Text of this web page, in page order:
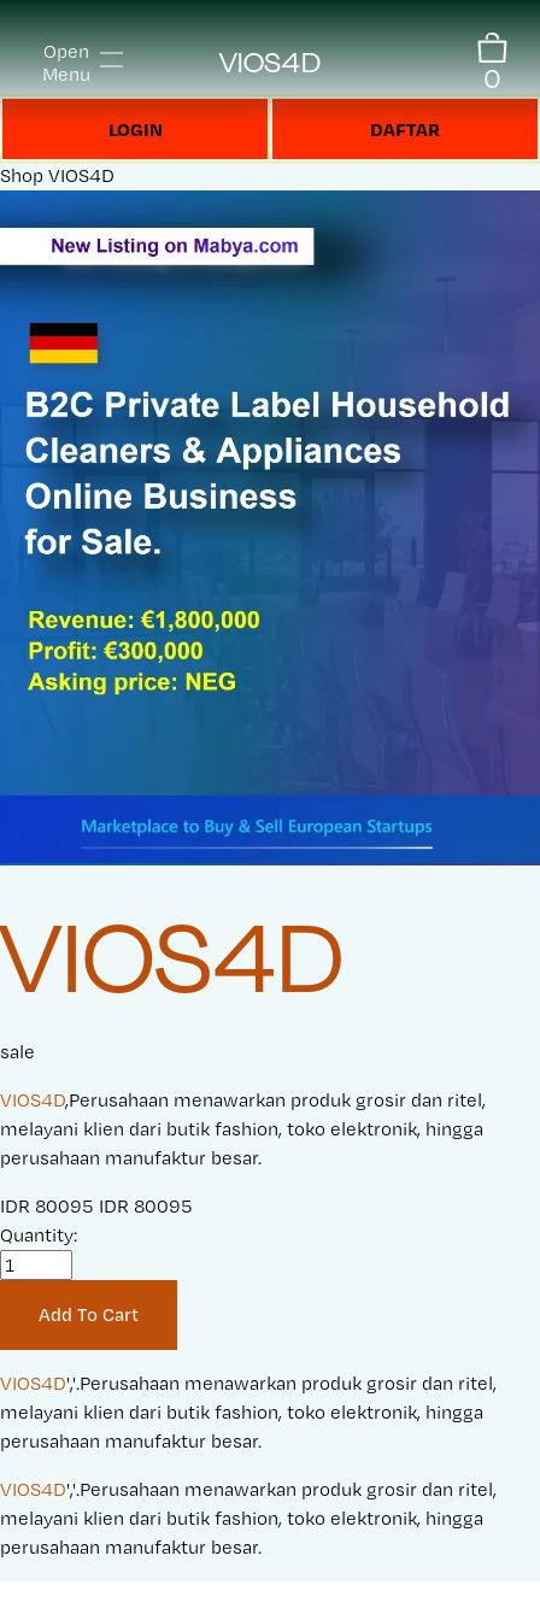
Open
Menu
VIOS4D 0
LOGIN DAFTAR
Shop VIOS4D
VIOS4D
sale
VIOS4D,Perusahaan menawarkan produk grosir dan ritel,
melayani klien dari butik fashion, toko elektronik, hingga
perusahaan manufaktur besar.
S
a
r
i
c
e
IDR 80095 O
i
n
a
l
P
i
c
e
IDR 80095
Quantity:
Add To Cart
VIOS4D','.Perusahaan menawarkan produk grosir dan ritel,
melayani klien dari butik fashion, toko elektronik, hingga
perusahaan manufaktur besar.
VIOS4D','.Perusahaan menawarkan produk grosir dan ritel,
melayani klien dari butik fashion, toko elektronik, hingga
perusahaan manufaktur besar.